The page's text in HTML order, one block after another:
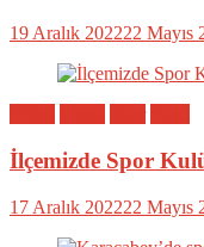
19 Aralık 202222 Mayıs
İlçemizde Spor
17 Aralık 202222 Mayıs